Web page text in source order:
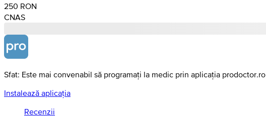
250 RON
CNAS
Sfat: Este mai convenabil să programați la medic prin aplicația prodoctor.ro
Instalează aplicația
Recenzii